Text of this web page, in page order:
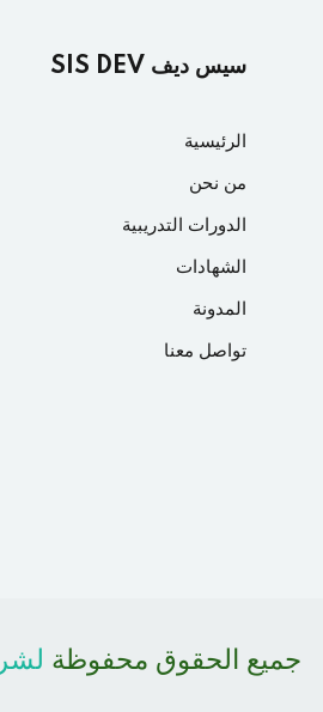
سيس ديف SIS DEV
الرئيسية
من نحن
الدورات التدريبية
الشهادات
المدونة
تواصل معنا
جميع الحقوق محفوظة